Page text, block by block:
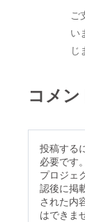
す
様
に
ろ
す
ご
い
じ
供
撤
休
コ
る
コメン
投稿する
必要です。
プロジェ
認後に掲
された内
はできま